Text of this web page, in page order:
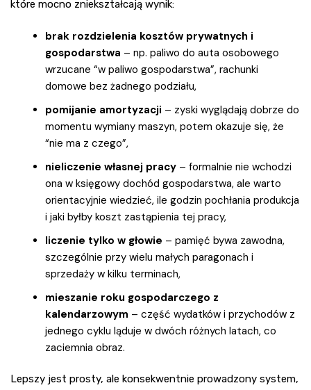
które mocno zniekształcają wynik:
brak rozdzielenia kosztów prywatnych i
gospodarstwa – np. paliwo do auta osobowego
wrzucane “w paliwo gospodarstwa”, rachunki
domowe bez żadnego podziału,
pomijanie amortyzacji – zyski wyglądają dobrze do
momentu wymiany maszyn, potem okazuje się, że
“nie ma z czego”,
nieliczenie własnej pracy – formalnie nie wchodzi
ona w księgowy dochód gospodarstwa, ale warto
orientacyjnie wiedzieć, ile godzin pochłania produkcja
i jaki byłby koszt zastąpienia tej pracy,
liczenie tylko w głowie – pamięć bywa zawodna,
szczególnie przy wielu małych paragonach i
sprzedaży w kilku terminach,
mieszanie roku gospodarczego z
kalendarzowym – część wydatków i przychodów z
jednego cyklu ląduje w dwóch różnych latach, co
zaciemnia obraz.
Lepszy jest prosty, ale konsekwentnie prowadzony system,